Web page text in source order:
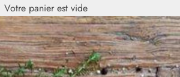
Votre panier est vide